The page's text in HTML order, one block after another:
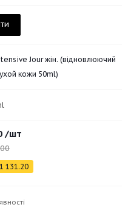
Jour жін. (відновлюючий
кожи 50ml)
/шт
1 131.20